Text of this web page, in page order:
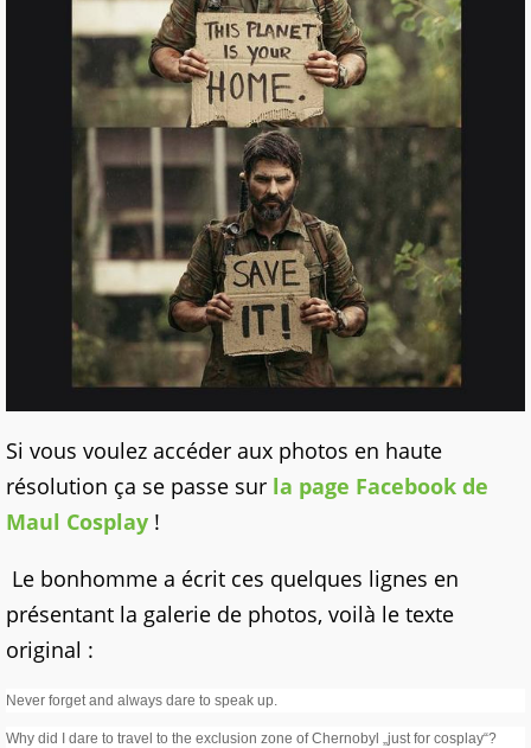
Si vous voulez accéder aux photos en haute
résolution ça se passe sur la page Facebook de
Maul Cosplay !
Le bonhomme a écrit ces quelques lignes en
présentant la galerie de photos, voilà le texte
original :
Never forget and always dare to speak up.
Why did I dare to travel to the exclusion zone of Chernobyl „just for cosplay“?